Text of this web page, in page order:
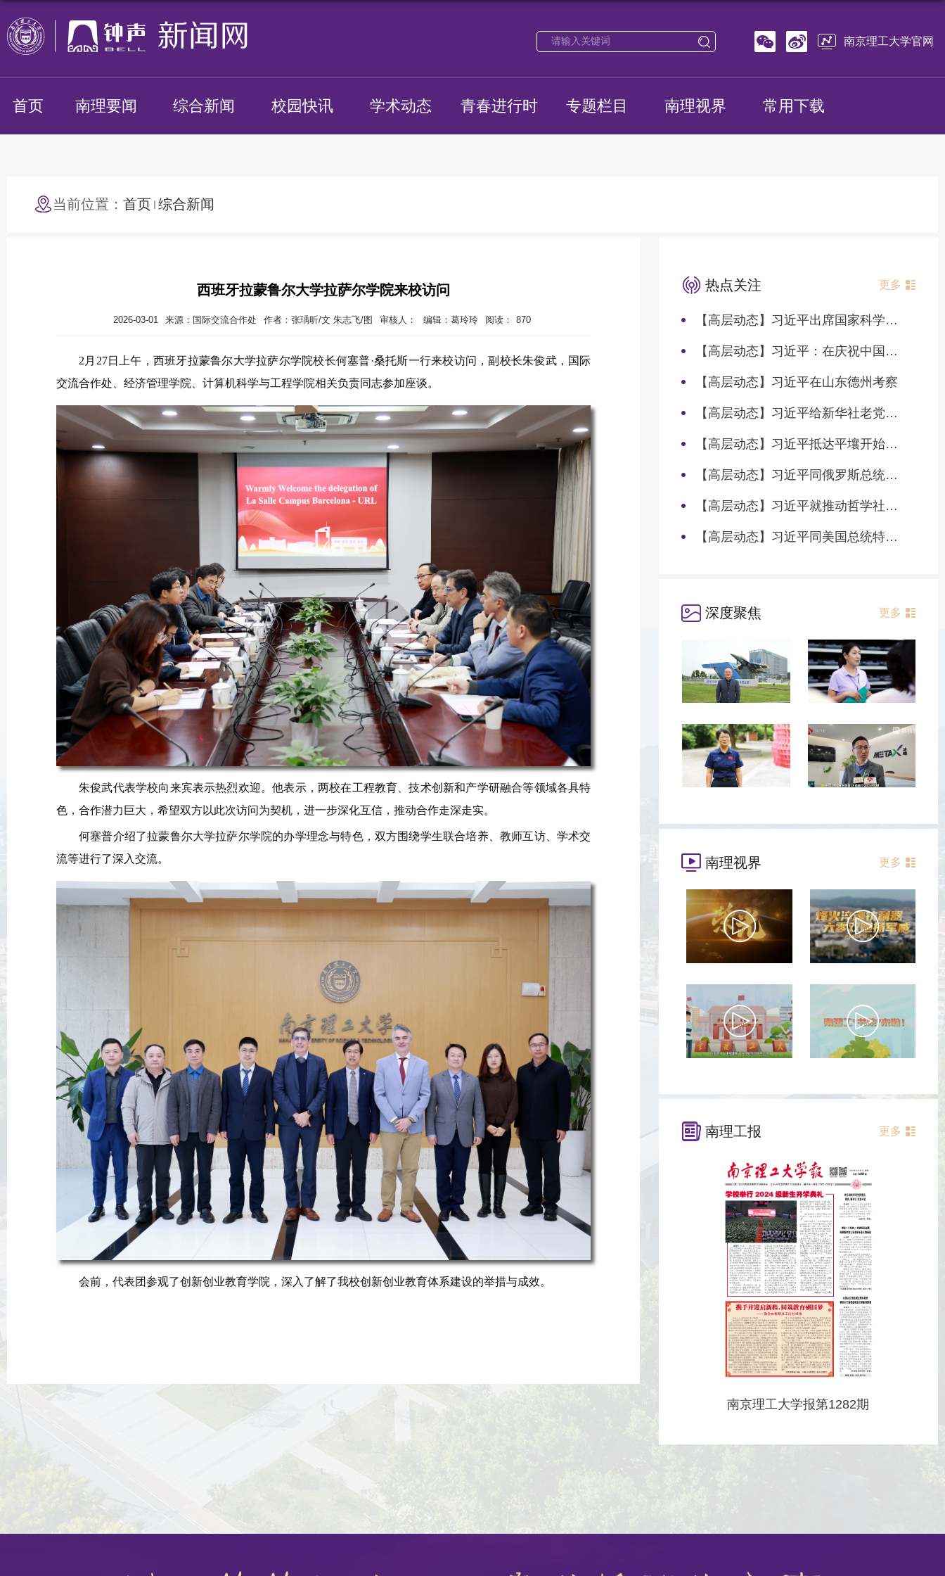
南京理工大学官网
首页 南理要闻 综合新闻 校园快讯 学术动态 青春进行时 专题栏目 南理视界 常用下载
当前位置： 首页 综合新闻
西班牙拉蒙鲁尔大学拉萨尔学院来校访问
2026-03-01 来源：国际交流合作处 作者：张瑀昕/文 朱志飞/图 审核人： 编辑：葛玲玲 阅读： 870
2月27日上午，西班牙拉蒙鲁尔大学拉萨尔学院校长何塞普·桑托斯一行来校访问，副校长朱俊武，国际
交流合作处、经济管理学院、计算机科学与工程学院相关负责同志参加座谈。
朱俊武代表学校向来宾表示热烈欢迎。他表示，两校在工程教育、技术创新和产学研融合等领域各具特
色，合作潜力巨大，希望双方以此次访问为契机，进一步深化互信，推动合作走深走实。
何塞普介绍了拉蒙鲁尔大学拉萨尔学院的办学理念与特色，双方围绕学生联合培养、教师互访、学术交
流等进行了深入交流。
会前，代表团参观了创新创业教育学院，深入了解了我校创新创业教育体系建设的举措与成效。
热点关注 更多
【高层动态】习近平出席国家科学技术奖励大会两院院士大会中国科协第十一次全国代表大会并发表重要讲话
【高层动态】习近平：在庆祝中国共产党成立105周年大会上的讲话
【高层动态】习近平在山东德州考察
【高层动态】习近平给新华社老党员张连生回信强调 传承红色基因 在新征程上书写优异答卷
【高层动态】习近平抵达平壤开始对朝鲜进行国事访问
【高层动态】习近平同俄罗斯总统普京会谈
【高层动态】习近平就推动哲学社会科学高质量发展作出重要指示
【高层动态】习近平同美国总统特朗普会谈
深度聚焦 更多
南理视界 更多
南理工报 更多
南京理工大学报第1282期